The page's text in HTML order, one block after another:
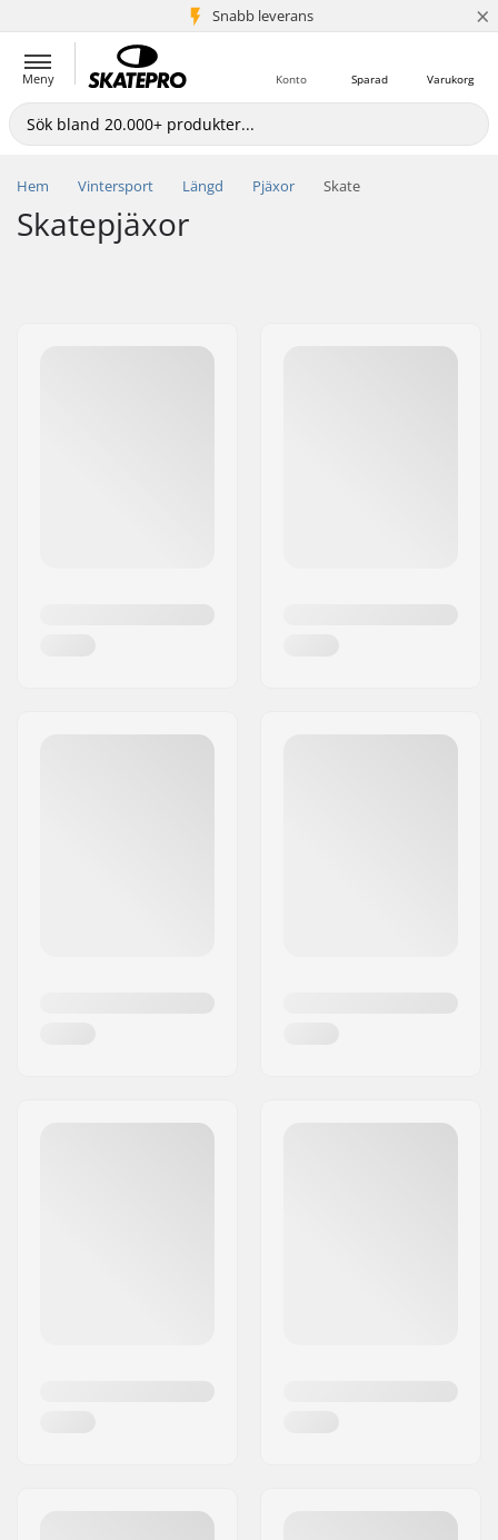
Snabb leverans
5+ milj. kunder ×
Meny Varukorg
Sparad
Konto
Hem Vintersport Längd Pjäxor Skate
Skatepjäxor